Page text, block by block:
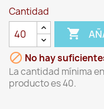
Cantidad

 No hay
La cantidad mínima
producto es 40.